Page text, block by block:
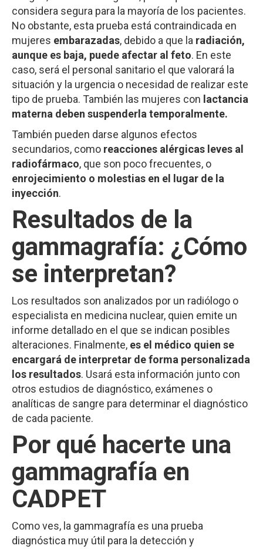
considera segura para la mayoría de los pacientes.
No obstante, esta prueba está contraindicada en
mujeres embarazadas, debido a que la radiación,
aunque es baja, puede afectar al feto. En este
caso, será el personal sanitario el que valorará la
situación y la urgencia o necesidad de realizar este
tipo de prueba. También las mujeres con lactancia
materna deben suspenderla temporalmente.
También pueden darse algunos efectos
secundarios, como reacciones alérgicas leves al
radiofármaco, que son poco frecuentes, o
enrojecimiento o molestias en el lugar de la
inyección.
Resultados de la
gammagrafía: ¿Cómo
se interpretan?
Los resultados son analizados por un radiólogo o
especialista en medicina nuclear, quien emite un
informe detallado en el que se indican posibles
alteraciones. Finalmente, es el médico quien se
encargará de interpretar de forma personalizada
los resultados. Usará esta información junto con
otros estudios de diagnóstico, exámenes o
analíticas de sangre para determinar el diagnóstico
de cada paciente.
Por qué hacerte una
gammagrafía en
CADPET
Como ves, la gammagrafía es una prueba
diagnóstica muy útil para la detección y